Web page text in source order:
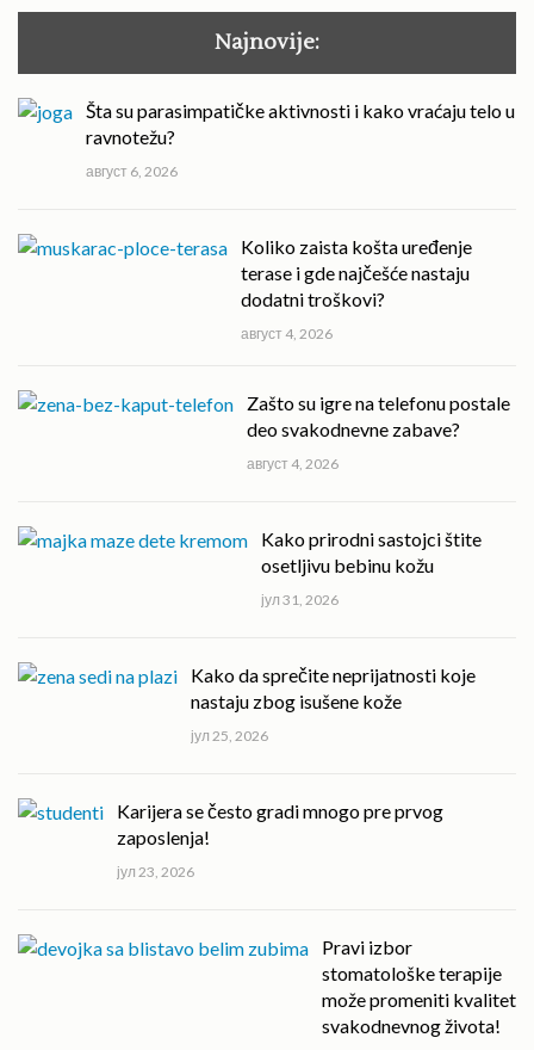
Najnovije:
Šta su parasimpatičke aktivnosti i kako vraćaju telo u
ravnotežu?
август 6, 2026
Koliko zaista košta uređenje
terase i gde najčešće nastaju
dodatni troškovi?
август 4, 2026
Zašto su igre na telefonu postale
deo svakodnevne zabave?
август 4, 2026
Kako prirodni sastojci štite
osetljivu bebinu kožu
јул 31, 2026
Kako da sprečite neprijatnosti koje
nastaju zbog isušene kože
јул 25, 2026
Karijera se često gradi mnogo pre prvog
zaposlenja!
јул 23, 2026
Pravi izbor
stomatološke terapije
može promeniti kvalitet
svakodnevnog života!